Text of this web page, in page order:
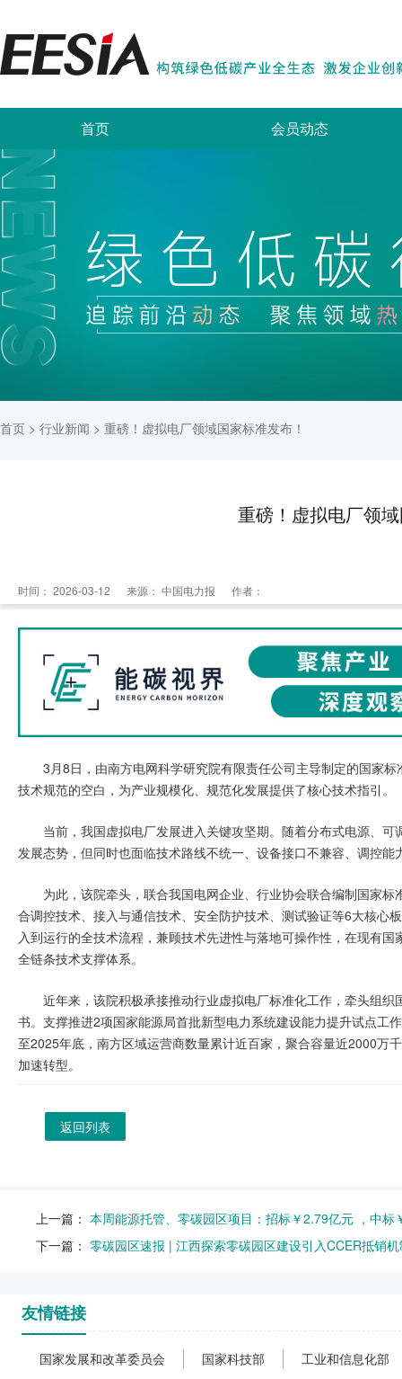
首页 会员动态
首页 > 行业新闻 > 重磅！虚拟电厂领域国家标准发布！
重磅！虚拟电厂领
时间： 2026-03-12 来源： 中国电力报 作者：
3月8日，由南方电网科学研究院有限责任公司主导制定的国家
技术规范的空白，为产业规模化、规范化发展提供了核心技术指引。
当前，我国虚拟电厂发展进入关键攻坚期。随着分布式电源、
发展态势，但同时也面临技术路线不统一、设备接口不兼容、调控
为此，该院牵头，联合我国电网企业、行业协会联合编制国家
合调控技术、接入与通信技术、安全防护技术、测试验证等6大核心
入到运行的全技术流程，兼顾技术先进性与落地可操作性，在现有
全链条技术支撑体系。
近年来，该院积极承接推动行业虚拟电厂标准化工作，牵头组
书。支撑推进2项国家能源局首批新型电力系统建设能力提升试点工
至2025年底，南方区域运营商数量累计近百家，聚合容量近2000万
加速转型。
返回列表
上一篇： 本周能源托管、零碳园区项目：招标￥2.79亿元 ，中标
下一篇： 零碳园区速报 | 江西探索零碳园区建设引入CCER抵销
友情链接
国家发展和改革委员会 国家科技部 工业和信息化部